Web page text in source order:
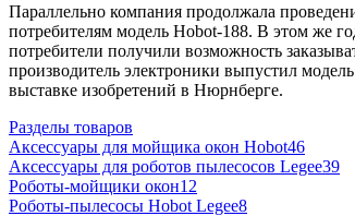
Параллельно компания продолжала
потребителям модель Hobot-188. В этом же
потребители получили возможность
производитель электроники выпустил
выставке изобретений в Нюрнберге.
Разделы товаров
Аксессуары для мойщика окон Hobot46
Аксессуары для роботов пылесосов Legee39
Роботы-мойщики окон12
Роботы-пылесосы Hobot Legee8